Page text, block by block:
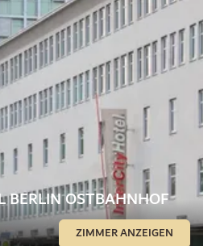
BERLIN OSTBAHNHOF
ZIMMER ANZEIGEN